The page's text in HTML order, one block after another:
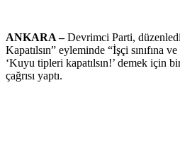
ANKARA –Devrimci Parti,
Kapatılsın” eyleminde “İşçi sınıfına
‘Kuyu tipleri kapatılsın!’ demek için
çağrısı yaptı.